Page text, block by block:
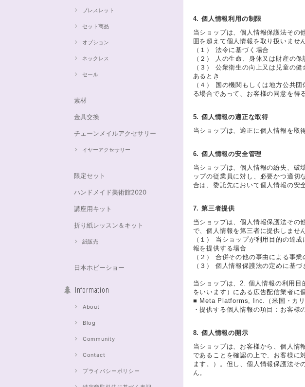
ブレスレット
セット商品
オプション
ネックレス
セール
素材
金具交換
チェーンメイルアクセサリー
イヤーアクセサリー
限定セット
ハンドメイド美術館2020
講座用キット
折り紙レッスン＆キット
紙販売
日本ホビーショー
Information
About
Blog
Community
Contact
プライバシーポリシー
4. 個人情報利用の制限
当ショップは、個人情報保護法その
囲を超えて個人情報を取り扱いませ
（１） 法令に基づく場合
（２） 人の生命、身体又は財産の
（３） 公衆衛生の向上又は児童の
あるとき
（４） 国の機関もしくは地方公共
る場合であって、お客様の同意を得
5. 個人情報の適正な取得
当ショップは、適正に個人情報を取
6. 個人情報の安全管理
当ショップは、個人情報の紛失、破
ップの従業員に対し、必要かつ適切
合は、委託先において個人情報の安
7. 第三者提供
当ショップは、個人情報保護法その
で、個人情報を第三者に提供しませ
（１） 当ショップが利用目的の達
報を提供する場合
（２） 合併その他の事由による事
（３） 個人情報保護法の定めに基
当ショップは、2. 個人情報の利用
をいいます）にある広告配信業者に
■ Meta Platforms, Inc.（米国・カリ
・提供する個人情報の項目：お客
8. 個人情報の開示
当ショップは、お客様から、個人情
であることを確認の上で、お客様に
ます。）。但し、個人情報保護法そ
ん。